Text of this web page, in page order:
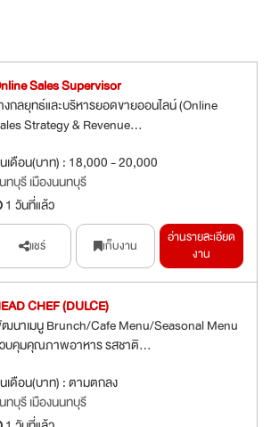
Sales Supervisor
งกลยุทธ์และบริหารยอดขายออนไลน์ (Online
Strategy & Revenue...
นเดือน(บาท) : 18,000 - 20,000
ทบุรี เมืองนนทบุรี
1 วันที่แล้ว
แชร์ เก็บงาน
อ่านรายละเอียด
งาน
CHEF (DULCE)
นาเมนู Brunch/Cafe Menu/Seasonal Menu
บคุมคุณภาพอาหาร รสชาติ...
นเดือน(บาท) : ตามตกลง
ทบุรี เมืองนนทบุรี